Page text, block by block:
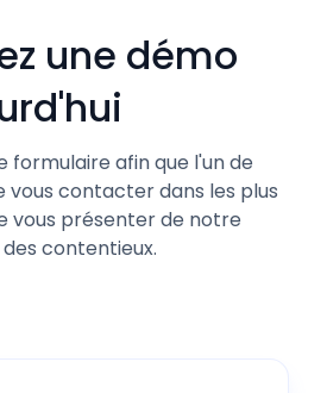
une démo
formulaire afin que l'un de
vous contacter dans les plus
vous présenter de notre
contentieux.